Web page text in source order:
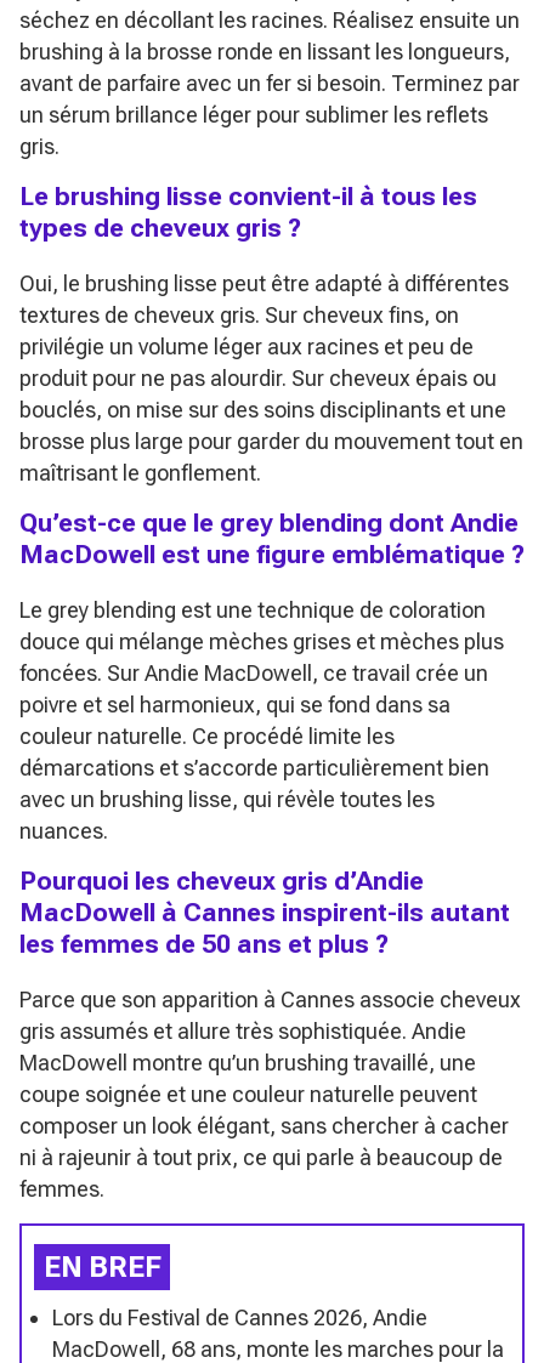
séchez en décollant les racines. Réalisez ensuite un
brushing à la brosse ronde en lissant les longueurs,
avant de parfaire avec un fer si besoin. Terminez par
un sérum brillance léger pour sublimer les reflets
gris.
Le brushing lisse convient-il à tous les
types de cheveux gris ?
Oui, le brushing lisse peut être adapté à différentes
textures de cheveux gris. Sur cheveux fins, on
privilégie un volume léger aux racines et peu de
produit pour ne pas alourdir. Sur cheveux épais ou
bouclés, on mise sur des soins disciplinants et une
brosse plus large pour garder du mouvement tout en
maîtrisant le gonflement.
Qu’est-ce que le grey blending dont Andie
MacDowell est une figure emblématique ?
Le grey blending est une technique de coloration
douce qui mélange mèches grises et mèches plus
foncées. Sur Andie MacDowell, ce travail crée un
poivre et sel harmonieux, qui se fond dans sa
couleur naturelle. Ce procédé limite les
démarcations et s’accorde particulièrement bien
avec un brushing lisse, qui révèle toutes les
nuances.
Pourquoi les cheveux gris d’Andie
MacDowell à Cannes inspirent-ils autant
les femmes de 50 ans et plus ?
Parce que son apparition à Cannes associe cheveux
gris assumés et allure très sophistiquée. Andie
MacDowell montre qu’un brushing travaillé, une
coupe soignée et une couleur naturelle peuvent
composer un look élégant, sans chercher à cacher
ni à rajeunir à tout prix, ce qui parle à beaucoup de
femmes.
EN BREF
Lors du Festival de Cannes 2026, Andie
MacDowell, 68 ans, monte les marches pour la